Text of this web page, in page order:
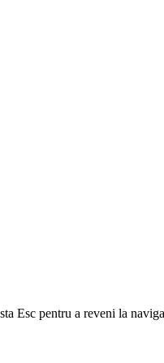
Esc pentru a reveni la